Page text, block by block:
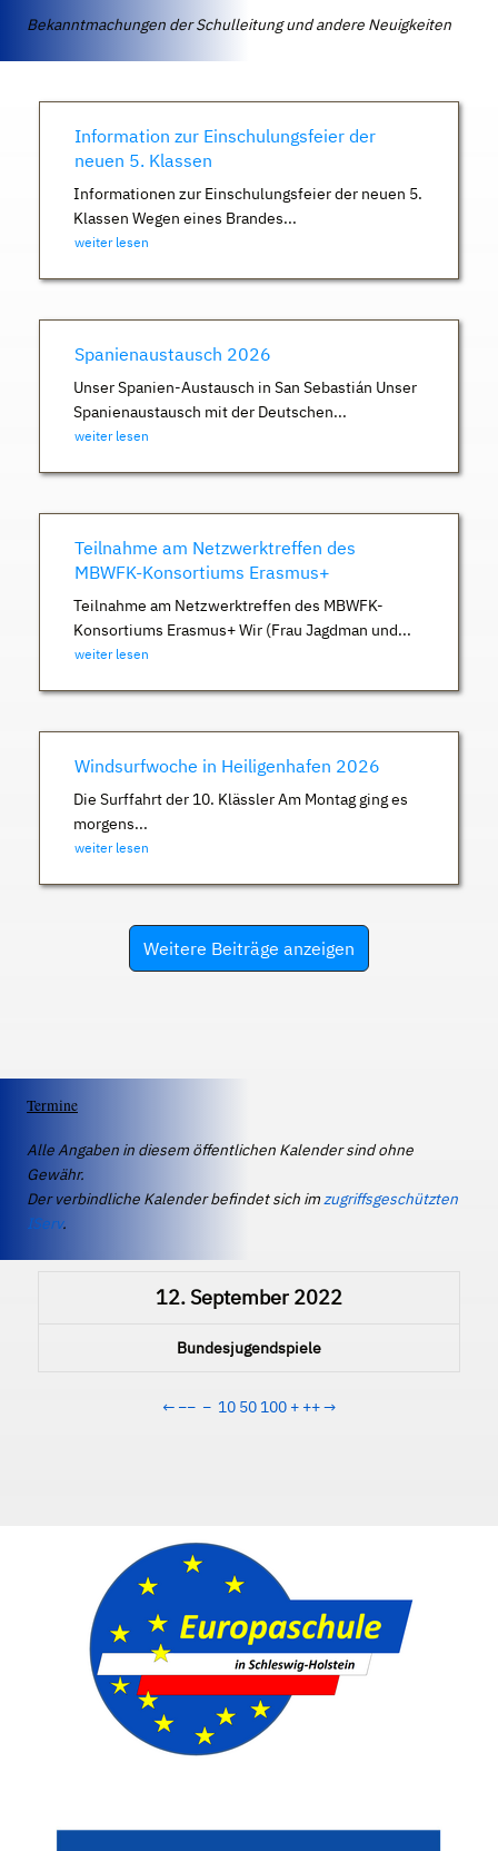
Bekanntmachungen der Schulleitung und andere Neuigkeiten
Information zur Einschulungsfeier der
neuen 5. Klassen
Informationen zur Einschulungsfeier der neuen 5.
Klassen Wegen eines Brandes...
weiter lesen
Spanienaustausch 2026
Unser Spanien-Austausch in San Sebastián Unser
Spanienaustausch mit der Deutschen...
weiter lesen
Teilnahme am Netzwerktreffen des
MBWFK-Konsortiums Erasmus+
Teilnahme am Netzwerktreffen des MBWFK-
Konsortiums Erasmus+ Wir (Frau Jagdman und...
weiter lesen
Windsurfwoche in Heiligenhafen 2026
Die Surffahrt der 10. Klässler Am Montag ging es
morgens...
weiter lesen
Weitere Beiträge anzeigen
Termine
Alle Angaben in diesem öffentlichen Kalender sind ohne
Gewähr.
Der verbindliche Kalender befindet sich imzugriffsgeschützten
IServ.
12. September 2022
Bundesjugendspiele
← −− − 10 50 100 + ++→